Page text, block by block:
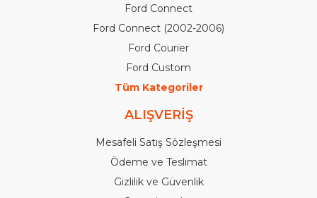
Ford Connect
Ford Connect (2002-2006)
Ford Courier
Ford Custom
Tüm Kategoriler
ALIŞVERİŞ
Mesafeli Satış Sözleşmesi
Ödeme ve Teslimat
Gizlilik ve Güvenlik